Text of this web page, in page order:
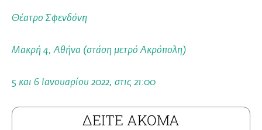
Θέατρο Σφενδόνη
Μακρή 4, Αθήνα (στάση μετρό Ακρόπολη)
5 και 6 Ιανουαρίου 2022, στις 21:00
ΔΕΙΤΕ ΑΚΟΜΑ